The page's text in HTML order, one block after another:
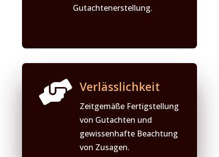
Gutachtenerstellung.
 Verlässlichkeit
Zeitgemäße Fertigstellung
von Gutachten und
gewissenhafte Beachtung
von Zusagen.